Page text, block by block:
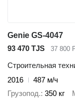
Genie GS-4047
93 470 TJS
37 800
Строительная
2016
487 м/ч
Грузопод. 350 кг